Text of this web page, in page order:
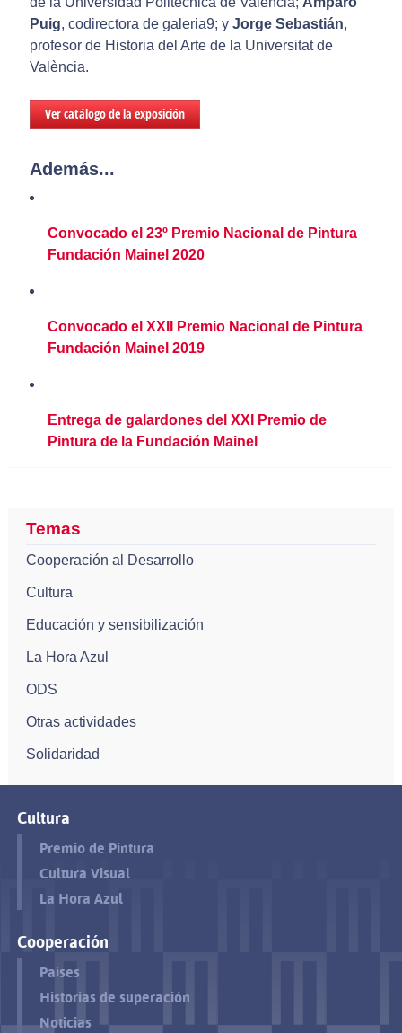
Puig, codirectora de galeria9; y Jorge Sebastián,
profesor de Historia del Arte de la Universitat de
València.
Ver catálogo de la exposición
Además...
Convocado el 23º Premio Nacional de Pintura
Fundación Mainel 2020
Convocado el XXII Premio Nacional de Pintura
Fundación Mainel 2019
Entrega de galardones del XXI Premio de
Pintura de la Fundación Mainel
Temas
Cooperación al Desarrollo
Cultura
Educación y sensibilización
La Hora Azul
ODS
Otras actividades
Solidaridad
Cultura
Premio de Pintura
Cultura Visual
La Hora Azul
Cooperación
Países
Historias de superación
Noticias